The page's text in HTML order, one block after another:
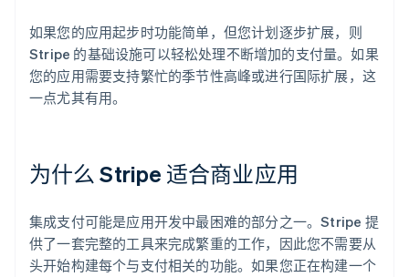
如果您的应用起步时功能简单，但您计划逐步扩展，则
Stripe 的基础设施可以轻松处理不断增加的支付量。如果
您的应用需要支持繁忙的季节性高峰或进行国际扩展，这
一点尤其有用。
为什么 Stripe 适合商业应用
集成支付可能是应用开发中最困难的部分之一。Stripe 提
供了一套完整的工具来完成繁重的工作，因此您不需要从
头开始构建每个与支付相关的功能。如果您正在构建一个